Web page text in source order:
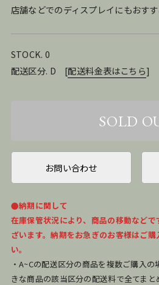
店舗などでのディスプレイにもおすす
STOCK. 0
配送区分. D [配送料金表はこちら]
お問い合わせ
●納期に関して
在庫保管状況により、商品の移動など
ざいます。納期をお急ぎのお客様はご
い。
・A~Cの配送区分の商品を複数ご購入
きな商品の該当区分の配送料で全てまと